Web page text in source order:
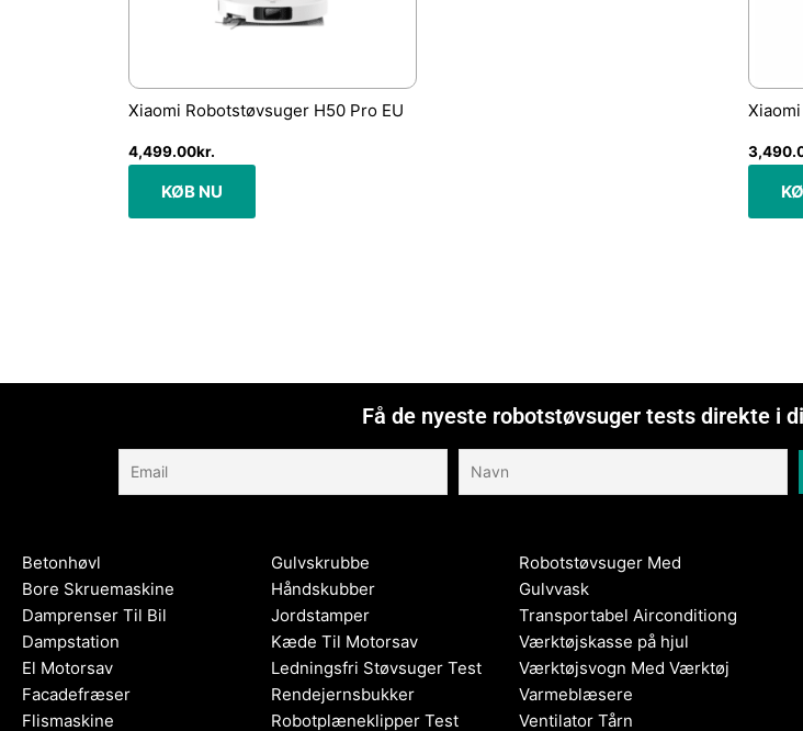
Xiaomi Robotstøvsuger H50 Pro EU
4,499.00kr.
KØB NU
Få de nyeste robotstøvsuger tests direkte i
Betonhøvl
Bore Skruemaskine
Damprenser Til Bil
Dampstation
El Motorsav
Facadefræser
Flismaskine
Gulvskrubbe
Håndskubber
Jordstamper
Kæde Til Motorsav
Ledningsfri Støvsuger Test
Rendejernsbukker
Robotplæneklipper Test
Robotstøvsuger Med
Gulvvask
Transportabel Airconditiong
Værktøjskasse på hjul
Værktøjsvogn Med Værktøj
Varmeblæsere
Ventilator Tårn